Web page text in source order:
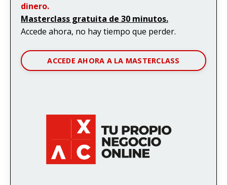
dinero.
Masterclass gratuita de 30 minutos.
Accede ahora, no hay tiempo que perder.
ACCEDE AHORA A LA MASTERCLASS